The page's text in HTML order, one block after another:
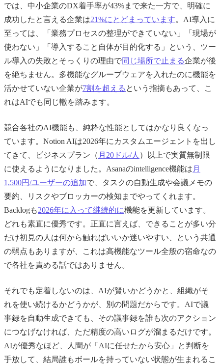
では、中小企業のDX着手率が43%まで来た一方で、明確に
成功したと言える企業は21%にとどまっています。AI導入に
至っては、「業務プロセスの整理ができていない」「現場が
使わない」「導入すること自体が目的化する」という、ツー
ル導入の失敗とそっくりの理由で同じ場所で止まる企業が後
を絶ちません。多機能なグループウェアを入れたのに機能を
活かせていない企業が7割を超える という指摘もあって、こ
れはAIでも同じ轍を踏みます。
競合各社のAI機能も、純粋な性能としてはかなり良くなっ
ています。Notion AIは2026年にカスタムエージェントを出し
てきて、ビジネスプラン（ 月20ドル/人 ）以上で実質無制限
に使えるようになりました。Asanaのintelligence機能は 月
1,500円/ユーザーの追加で、タスクの自動生成や会議メモの
要約、リスクやブロッカーの検知までやってくれます。
Backlogも2026年に入って継続的に機能を更新しています。
どれも素直に優秀です。正直に言えば、できることが多い分
だけ初見の人は何から触ればいいか迷いやすい、という共通
の弱点もありますが、これは高機能なツール全般の宿命なの
で各社を責める話ではありません。
それでも定着しないのは、AIが賢いかどうかと、組織がそ
れを使い続けるかどうかが、別の問題だからです。AIで議
事録を自動生成できても、その議事録を誰も次のアクション
につなげなければ、ただ精度の高いログが溜まるだけです。
AIが優秀なほど、人間が「AIに任せたから安心」と判断を
手放して、結局誰もボールを持っていない状態が生まれるこ